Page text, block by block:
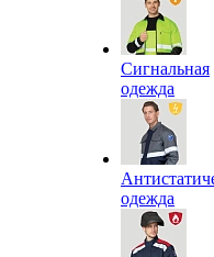
Сигнальная
одежда
одежда